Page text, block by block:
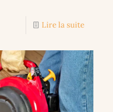
Lire la suite